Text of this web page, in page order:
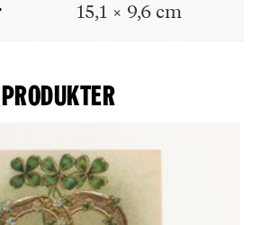
15,1 × 9,6 cm
produkter